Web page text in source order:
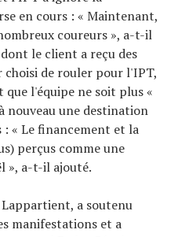
en cours : « Maintenant,
coureurs », a-t-il
le client a reçu des
choisi de rouler pour l'IPT,
l'équipe ne soit plus «
nouveau une destination
« Le financement et la
perçus comme une
», a-t-il ajouté.
a soutenu
manifestations et a